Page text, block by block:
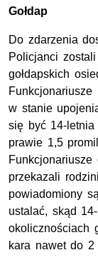
Gołdap
Do zdarzenia
Policjanci
gołdapskich
Funkcjonariusze
w stanie
się być 14-letnia
prawie 1,5
przekazali
powiadomiony
ustalać, skąd
okolicznościach
kara nawet do